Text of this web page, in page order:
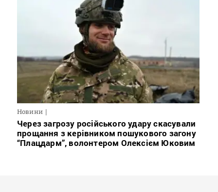
Новини
Через загрозу російського удару скасували
прощання з керівником пошукового загону
“Плацдарм”, волонтером Олексієм Юковим